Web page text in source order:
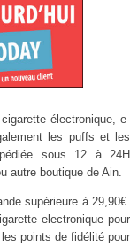
électronique, e-
les puffs et les
sous 12 à 24H
autre boutique de Ain.
supérieure à 29,90€.
electronique pour
points de fidélité pour